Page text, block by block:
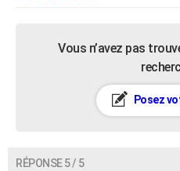
Vous n’avez pas
Posez
RÉPONSE 5 / 5